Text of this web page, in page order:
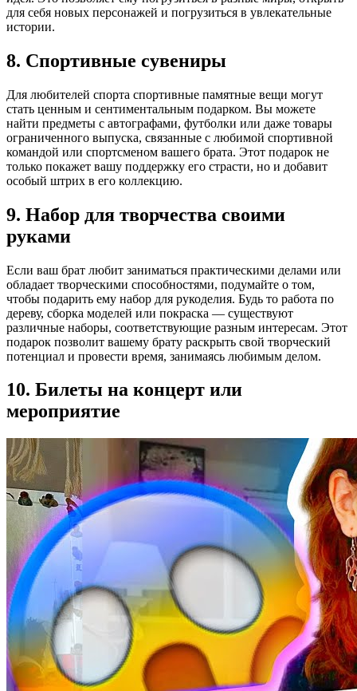
для себя новых персонажей и погрузиться в увлекательные
истории.
8. Спортивные сувениры
Для любителей спорта спортивные памятные вещи могут
стать ценным и сентиментальным подарком. Вы можете
найти предметы с автографами, футболки или даже товары
ограниченного выпуска, связанные с любимой спортивной
командой или спортсменом вашего брата. Этот подарок не
только покажет вашу поддержку его страсти, но и добавит
особый штрих в его коллекцию.
9. Набор для творчества своими
руками
Если ваш брат любит заниматься практическими делами или
обладает творческими способностями, подумайте о том,
чтобы подарить ему набор для рукоделия. Будь то работа по
дереву, сборка моделей или покраска — существуют
различные наборы, соответствующие разным интересам. Этот
подарок позволит вашему брату раскрыть свой творческий
потенциал и провести время, занимаясь любимым делом.
10. Билеты на концерт или
мероприятие